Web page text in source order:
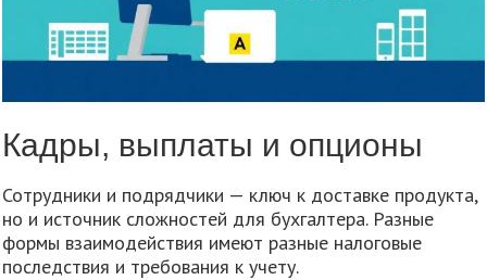
Кадры, выплаты и опционы
Сотрудники и подрядчики — ключ к доставке продукта,
но и источник сложностей для бухгалтера. Разные
формы взаимодействия имеют разные налоговые
последствия и требования к учету.